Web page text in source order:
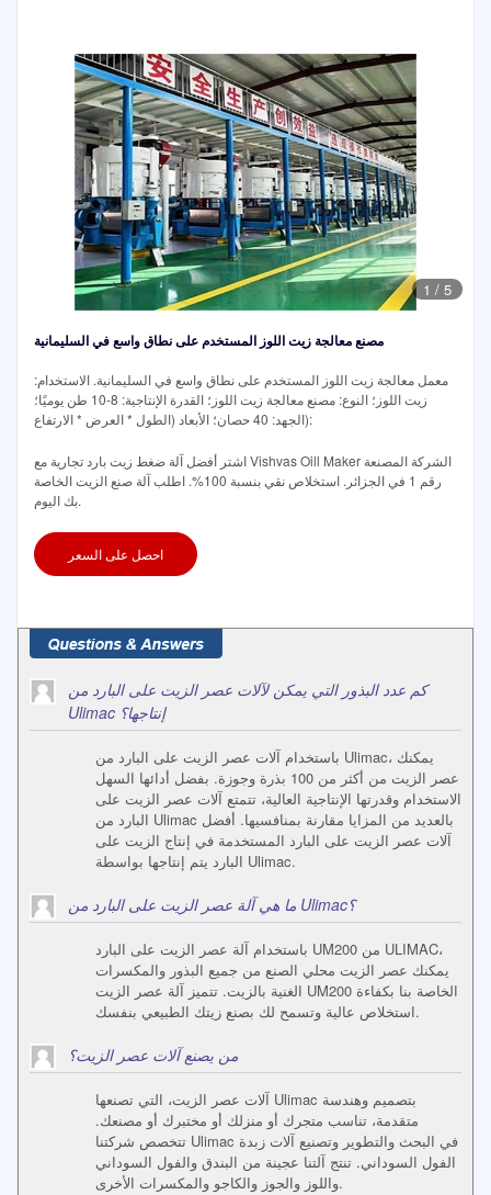
1 / 5
مصنع معالجة زيت اللوز المستخدم على نطاق واسع في السليمانية
معمل معالجة زيت اللوز المستخدم على نطاق واسع في السليمانية. الاستخدام:
زيت اللوز؛ النوع: مصنع معالجة زيت اللوز؛ القدرة الإنتاجية: 8-10 طن يوميًا؛
الجهد: 40 حصان؛ الأبعاد (الطول * العرض * الارتفاع):
اشتر أفضل آلة ضغط زيت بارد تجارية مع Vishvas Oill Maker الشركة المصنعة
رقم 1 في الجزائر. استخلاص نقي بنسبة 100%. اطلب آلة صنع الزيت الخاصة
بك اليوم.
احصل على السعر
كم عدد البذور التي يمكن لآلات عصر الزيت على البارد من
Ulimac إنتاجها؟
باستخدام آلات عصر الزيت على البارد من Ulimac، يمكنك
عصر الزيت من أكثر من 100 بذرة وجوزة. بفضل أدائها السهل
الاستخدام وقدرتها الإنتاجية العالية، تتمتع آلات عصر الزيت على
البارد من Ulimac بالعديد من المزايا مقارنة بمنافسيها. أفضل
آلات عصر الزيت على البارد المستخدمة في إنتاج الزيت على
البارد يتم إنتاجها بواسطة Ulimac.
ما هي آلة عصر الزيت على البارد من Ulimac؟
باستخدام آلة عصر الزيت على البارد UM200 من ULIMAC،
يمكنك عصر الزيت محلي الصنع من جميع البذور والمكسرات
الغنية بالزيت. تتميز آلة عصر الزيت UM200 الخاصة بنا بكفاءة
استخلاص عالية وتسمح لك بصنع زيتك الطبيعي بنفسك.
من يصنع آلات عصر الزيت؟
آلات عصر الزيت، التي تصنعها Ulimac بتصميم وهندسة
متقدمة، تناسب متجرك أو منزلك أو مختبرك أو مصنعك.
تتخصص شركتنا Ulimac في البحث والتطوير وتصنيع آلات زبدة
الفول السوداني. تنتج آلتنا عجينة من البندق والفول السوداني
واللوز والجوز والكاجو والمكسرات الأخرى.